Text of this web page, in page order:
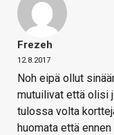
Frezeh
12.8.2017
Noh eipä ollut
mutuilivat että olisi
tulossa volta
huomata että